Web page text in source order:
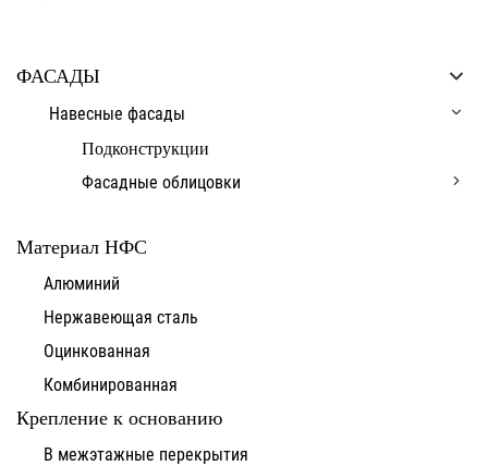
ФАСАДЫ
Навесные фасады
Подконструкции
Фасадные облицовки
Материал НФС
Алюминий
Нержавеющая сталь
Оцинкованная
Комбинированная
Крепление к основанию
В межэтажные перекрытия